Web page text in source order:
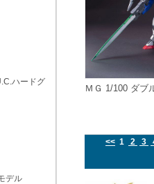
ＭＧ 1/100 ダブ
<< 1 2 3
ハードグ
デル